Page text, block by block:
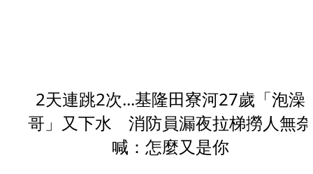
2天連跳2次...基隆田寮河27歲「泡澡
哥」又下水 消防員漏夜拉梯撈人無奈
喊：怎麼又是你